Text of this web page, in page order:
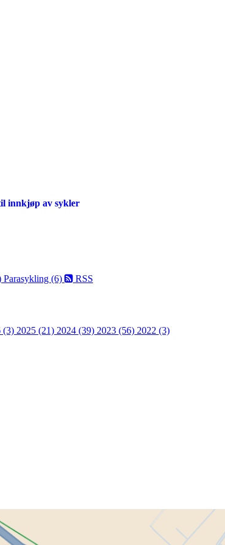
innkjøp av sykler
Parasykling (6) RSS
(3) 2025 (21) 2024 (39) 2023 (56) 2022 (3)